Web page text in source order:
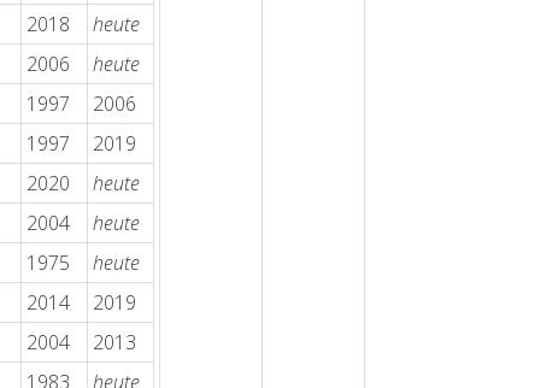
2018
heute
2006
heute
1997
2006
1997
2019
2020
heute
2004
heute
1975
heute
2014
2019
2004
2013
1983 heute